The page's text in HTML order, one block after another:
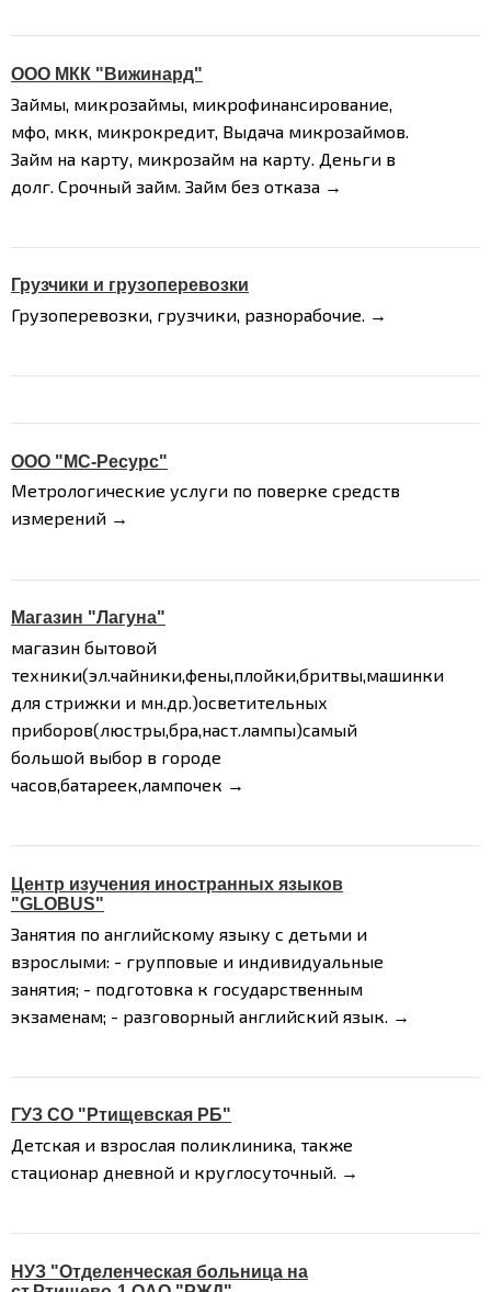
ООО МКК "Вижинард"
Займы, микрозаймы, микрофинансирование,
мфо, мкк, микрокредит, Выдача микрозаймов.
Займ на карту, микрозайм на карту. Деньги в
долг. Срочный займ. Займ без отказа →
Грузчики и грузоперевозки
Грузоперевозки, грузчики, разнорабочие. →
ООО "МС-Ресурс"
Метрологические услуги по поверке средств
измерений →
Магазин "Лагуна"
магазин бытовой
техники(эл.чайники,фены,плойки,бритвы,машинки
для стрижки и мн.др.)осветительных
приборов(люстры,бра,наст.лампы)самый
большой выбор в городе
часов,батареек,лампочек →
Центр изучения иностранных языков
"GLOBUS"
Занятия по английскому языку с детьми и
взрослыми: - групповые и индивидуальные
занятия; - подготовка к государственным
экзаменам; - разговорный английский язык. →
ГУЗ СО "Ртищевская РБ"
Детская и взрослая поликлиника, также
стационар дневной и круглосуточный. →
НУЗ "Отделенческая больница на